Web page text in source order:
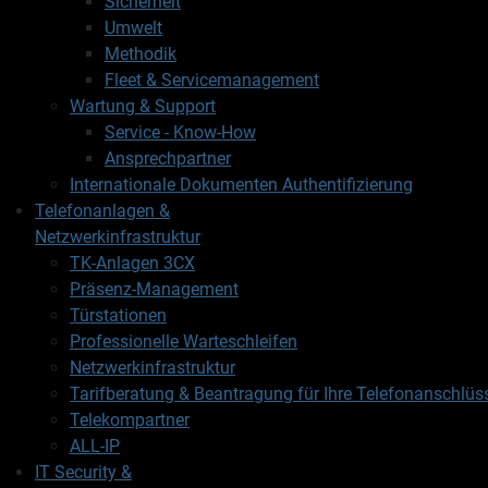
Umwelt
Methodik
Fleet & Servicemanagement
Wartung & Support
Service - Know-How
Ansprechpartner
Internationale Dokumenten Authentifizierung
Telefonanlagen &
Netzwerkinfrastruktur
TK-Anlagen 3CX
Präsenz-Management
Türstationen
Professionelle Warteschleifen
Netzwerkinfrastruktur
Tarifberatung & Beantragung für Ihre
Telekompartner
ALL-IP
IT Security &